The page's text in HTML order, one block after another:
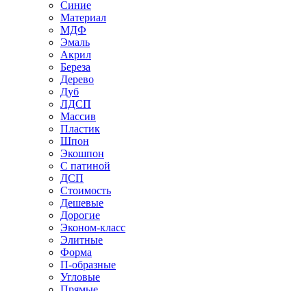
Синие
Материал
МДФ
Эмаль
Акрил
Береза
Дерево
Дуб
ЛДСП
Массив
Пластик
Шпон
Экошпон
С патиной
ДСП
Стоимость
Дешевые
Дорогие
Эконом-класс
Элитные
Форма
П-образные
Угловые